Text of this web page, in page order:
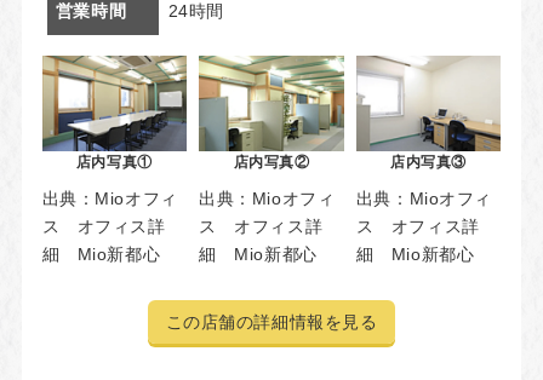
営業時間 24時間
店内写真①
出典： Mioオフィ
ス オフィス詳
細 Mio新都心
店内写真②
出典： Mioオフィ
ス オフィス詳
細 Mio新都心
店内写真③
出典： Mioオフィ
ス オフィス詳
細 Mio新都心
この店舗の詳細情報を見る